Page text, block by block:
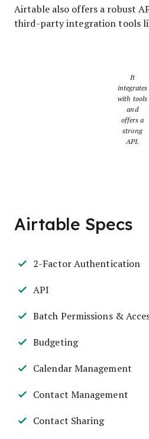
Airtable also offers a robust
third-party integration tools
It
integrates
with tools
and
offers a
strong
API.
Airtable Specs
2-Factor Authentication
API
Batch Permissions &
Budgeting
Calendar Management
Contact Management
Contact Sharing